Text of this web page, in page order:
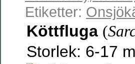
Etiketter:
Köttfluga (
Storlek: 6-17